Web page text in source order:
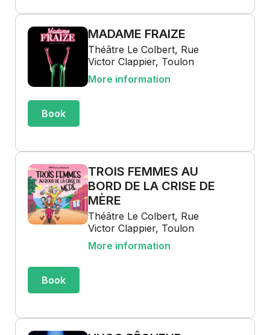
MADAME FRAIZE
Théâtre Le Colbert, Rue
Victor Clappier, Toulon
More information
Book
TROIS FEMMES AU
BORD DE LA CRISE DE
MÈRE
Théâtre Le Colbert, Rue
Victor Clappier, Toulon
More information
Book